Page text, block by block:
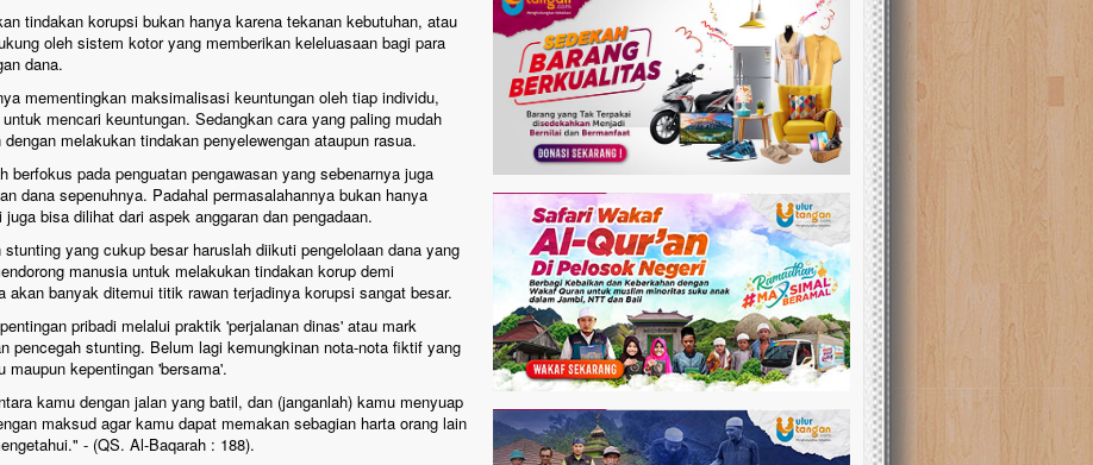
tindakan korupsi bukan hanya karena tekanan kebutuhan, atau
oleh sistem kotor yang memberikan keleluasaan bagi para
dana.
mementingkan maksimalisasi keuntungan oleh tiap individu,
mencari keuntungan. Sedangkan cara yang paling mudah
melakukan tindakan penyelewengan ataupun rasua.
berfokus pada penguatan pengawasan yang sebenarnya juga
dana sepenuhnya. Padahal permasalahannya bukan hanya
bisa dilihat dari aspek anggaran dan pengadaan.
yang cukup besar haruslah diikuti pengelolaan dana yang
manusia untuk melakukan tindakan korup demi
akan banyak ditemui titik rawan terjadinya korupsi sangat besar.
pribadi melalui praktik 'perjalanan dinas' atau mark
pencegah stunting. Belum lagi kemungkinan nota-nota fiktif yang
maupun kepentingan 'bersama'.
kamu dengan jalan yang batil, dan (janganlah) kamu menyuap
maksud agar kamu dapat memakan sebagian harta orang lain
- (QS. Al-Baqarah : 188).